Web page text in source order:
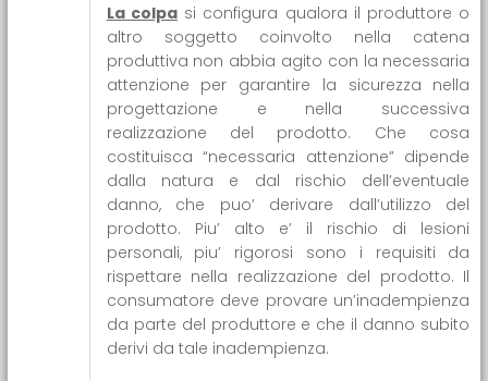
La colpasi configura qualora il produttore o
altro soggetto coinvolto nella catena
produttiva non abbia agito con la necessaria
attenzione per garantire la sicurezza nella
progettazione e nella successiva
realizzazione del prodotto. Che cosa
costituisca “necessaria attenzione” dipende
dalla natura e dal rischio dell’eventuale
danno, che puo’ derivare dall’utilizzo del
prodotto. Piu’ alto e’ il rischio di lesioni
personali, piu’ rigorosi sono i requisiti da
rispettare nella realizzazione del prodotto. Il
consumatore deve provare un’inadempienza
da parte del produttore e che il danno subito
derivi da tale inadempienza.